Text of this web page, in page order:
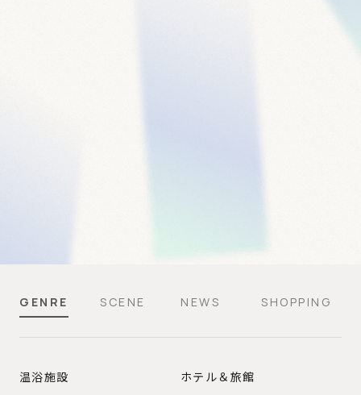
GENRE SCENE NEWS SHOPPING
GENRE
温浴施設
ホテル＆旅館